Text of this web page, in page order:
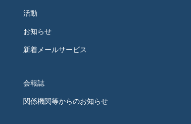
活動
お知らせ
新着メールサービス
会報誌
関係機関等からのお知らせ